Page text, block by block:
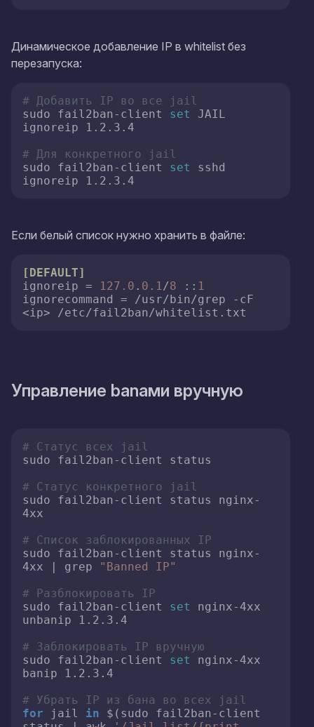
Динамическое добавление IP в whitelist без
перезапуска:
# Добавить IP во все jail
sudo fail2ban-client set
JAIL
ignoreip 1.2.3.4
# Для конкретного jail
sudo fail2ban-client set
sshd
ignoreip 1.2.3.4
Если белый список нужно хранить в файле:
[DEFAULT]
ignoreip = 127.0 . 0.1/8 :: 1
ignorecommand
= /usr/bin/grep -cF
<ip> /etc/fail2ban/whitelist.txt
Управление banами вручную
# Статус всех jail
sudo fail2ban-client status
# Статус конкретного jail
sudo fail2ban-client status nginx-
4xx
# Список заблокированных IP
sudo fail2ban-client status nginx-
4xx | grep
"Banned IP"
# Разблокировать IP
sudo fail2ban-client set
nginx-4xx
unbanip 1.2.3.4
# Заблокировать IP вручную
sudo fail2ban-client set
nginx-4xx
banip 1.2.3.4
# Убрать IP из бана во всех jail
for jail in $(sudo fail2ban-client